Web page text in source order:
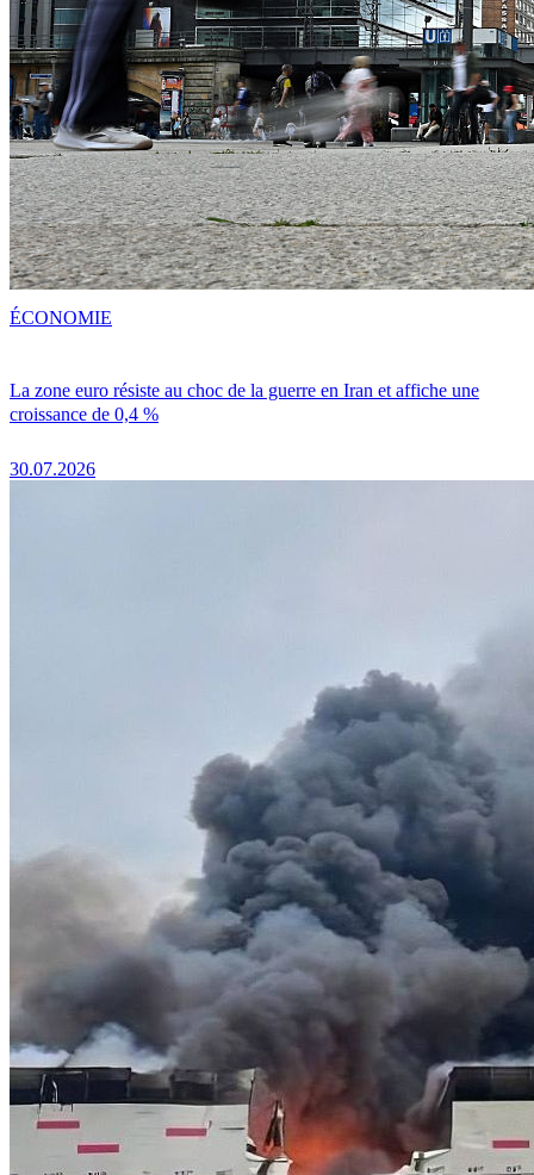
La zone euro résiste au choc de la guerre en Iran et affiche une
croissance de 0,4 %
30.07.2026
ÉCONOMIE